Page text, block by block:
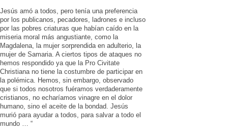
Jesús amó a todos, pero tenía una preferencia
por los publicanos, pecadores, ladrones e incluso
por las pobres criaturas que habían caído en la
miseria moral más angustiante, como la
Magdalena, la mujer sorprendida en adulterio, la
mujer de Samaria. A ciertos tipos de ataques no
hemos respondido ya que la Pro Civitate
Christiana no tiene la costumbre de participar en
la polémica. Hemos, sin embargo, observado
que si todos nosotros fuéramos verdaderamente
cristianos, no echaríamos vinagre en el dolor
humano, sino el aceite de la bondad. Jesús
murió para ayudar a todos, para salvar a todo el
mundo … “